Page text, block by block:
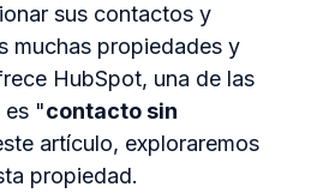
sus contactos y
muchas propiedades y
HubSpot, una de las
es "contacto sin
artículo, exploraremos
propiedad.